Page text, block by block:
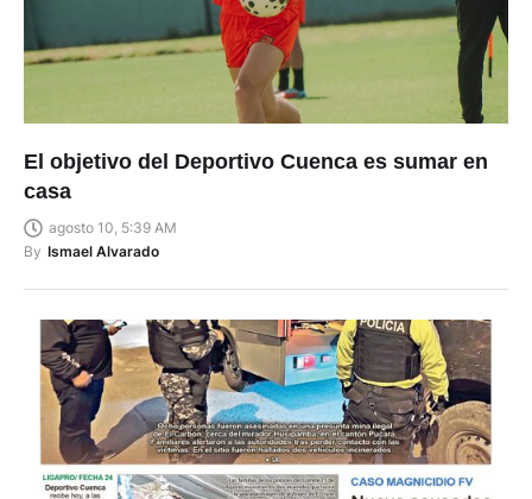
El objetivo del Deportivo Cuenca es sumar en
casa
agosto 10, 5:39 AM
By Ismael Alvarado